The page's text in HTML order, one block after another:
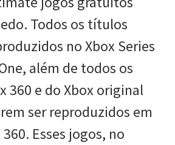
Todos os títulos
no Xbox Series
além de todos os
360 e do Xbox original
ser reproduzidos em
Esses jogos, no